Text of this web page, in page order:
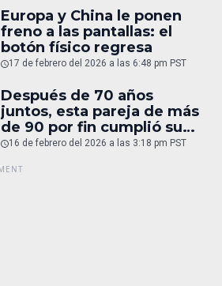
Europa y China le ponen
freno a las pantallas: el
botón físico regresa
17 de febrero del 2026 a las 6:48 pm PST
Después de 70 años
juntos, esta pareja de más
de 90 por fin cumplió su
sueño: un Porsche
16 de febrero del 2026 a las 3:18 pm PST